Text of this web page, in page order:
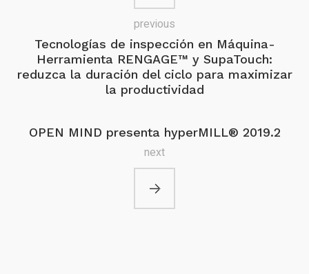
Tecnologías de inspección en Máquina-
Herramienta RENGAGE™ y SupaTouch:
reduzca la duración del ciclo para maximizar
la productividad
previous
OPEN MIND presenta hyperMILL® 2019.2
next